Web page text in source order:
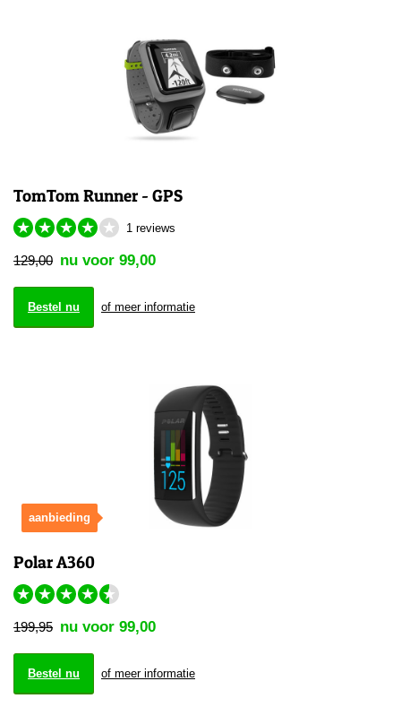
TomTom Runner - GPS
★ ★ ★ ★ ★ 1 reviews
129,00 nu voor 99,00
Bestel nu of meer informatie
aanbieding
Polar A360
★ ★ ★ ★ ★
199,95 nu voor 99,00
Bestel nu of meer informatie